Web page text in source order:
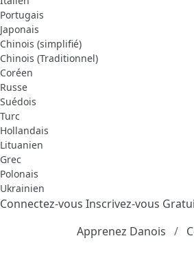
Portugais
Japonais
Chinois (simplifié)
Chinois (Traditionnel)
Coréen
Russe
Suédois
Turc
Hollandais
Lituanien
Grec
Polonais
Ukrainien
Connectez-vous Inscrivez-vous
Apprenez Danois